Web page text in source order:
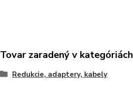
Tovar zaradený v kategóriách
Redukcie, adaptery, kabely